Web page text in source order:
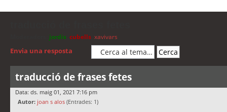
jordis cubells xavivars
Envia una resposta
traducció de frases fetes
Data: ds. maig 01, 2021 7:16 pm
Autor: joan s alos (Entrades: 1)